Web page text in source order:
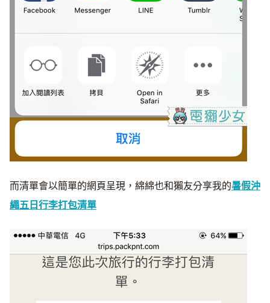
而清單會以簡單的網頁呈現，綿綿也和獺友分享我的暑假沖
繩五日行李打包清單